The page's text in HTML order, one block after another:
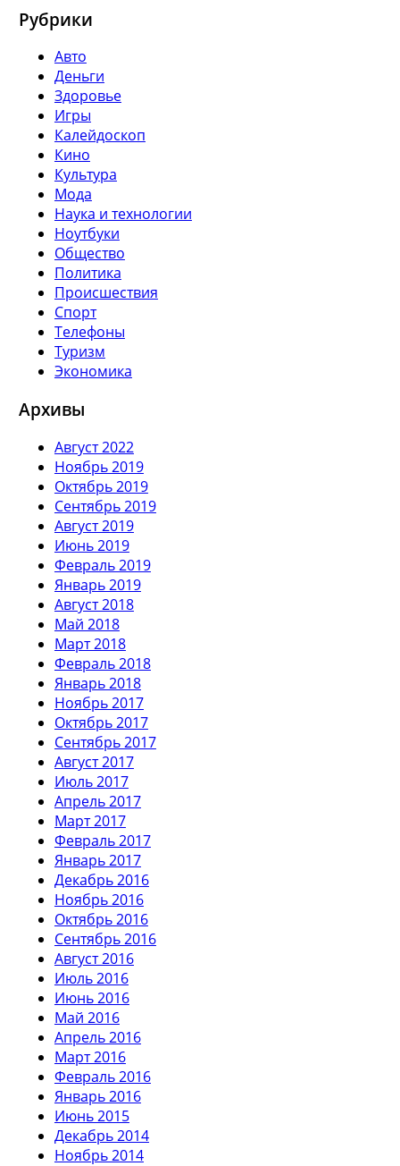
Рубрики
Авто
Деньги
Здоровье
Игры
Калейдоскоп
Кино
Культура
Мода
Наука и технологии
Ноутбуки
Общество
Политика
Происшествия
Спорт
Телефоны
Туризм
Экономика
Архивы
Август 2022
Ноябрь 2019
Октябрь 2019
Сентябрь 2019
Август 2019
Июнь 2019
Февраль 2019
Январь 2019
Август 2018
Май 2018
Март 2018
Февраль 2018
Январь 2018
Ноябрь 2017
Октябрь 2017
Сентябрь 2017
Август 2017
Июль 2017
Апрель 2017
Март 2017
Февраль 2017
Январь 2017
Декабрь 2016
Ноябрь 2016
Октябрь 2016
Сентябрь 2016
Август 2016
Июль 2016
Июнь 2016
Май 2016
Апрель 2016
Март 2016
Февраль 2016
Январь 2016
Июнь 2015
Декабрь 2014
Ноябрь 2014